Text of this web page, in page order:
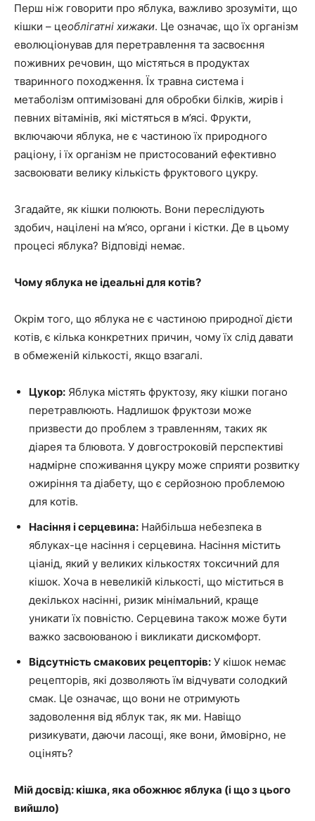
Перш ніж говорити про яблука, важливо зрозуміти, що
кішки – цеоблігатні хижаки. Це означає, що їх організм
еволюціонував для перетравлення та засвоєння
поживних речовин, що містяться в продуктах
тваринного походження. Їх травна система і
метаболізм оптимізовані для обробки білків, жирів і
певних вітамінів, які містяться в м’ясі. Фрукти,
включаючи яблука, не є частиною їх природного
раціону, і їх організм не пристосований ефективно
засвоювати велику кількість фруктового цукру.
Згадайте, як кішки полюють. Вони переслідують
здобич, націлені на м’ясо, органи і кістки. Де в цьому
процесі яблука? Відповіді немає.
Чому яблука не ідеальні для котів?
Окрім того, що яблука не є частиною природної дієти
котів, є кілька конкретних причин, чому їх слід давати
в обмеженій кількості, якщо взагалі.
Цукор: Яблука містять фруктозу, яку кішки погано
перетравлюють. Надлишок фруктози може
призвести до проблем з травленням, таких як
діарея та блювота. У довгостроковій перспективі
надмірне споживання цукру може сприяти розвитку
ожиріння та діабету, що є серйозною проблемою
для котів.
Насіння і серцевина: Найбільша небезпека в
яблуках-це насіння і серцевина. Насіння містить
ціанід, який у великих кількостях токсичний для
кішок. Хоча в невеликій кількості, що міститься в
декількох насінні, ризик мінімальний, краще
уникати їх повністю. Серцевина також може бути
важко засвоюваною і викликати дискомфорт.
Відсутність смакових рецепторів: У кішок немає
рецепторів, які дозволяють їм відчувати солодкий
смак. Це означає, що вони не отримують
задоволення від яблук так, як ми. Навіщо
ризикувати, даючи ласощі, яке вони, ймовірно, не
оцінять?
Мій досвід: кішка, яка обожнює яблука (і що з цього
вийшло)